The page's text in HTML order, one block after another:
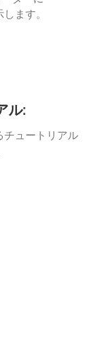
ます。
ル:
チュートリアル